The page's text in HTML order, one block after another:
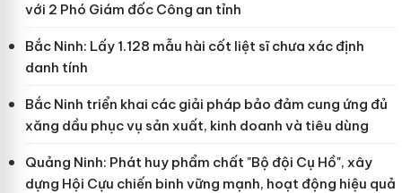
với 2 Phó Giám đốc Công an tỉnh
Bắc Ninh: Lấy 1.128 mẫu hài cốt liệt sĩ chưa xác định
danh tính
Bắc Ninh triển khai các giải pháp bảo đảm cung ứng đủ
xăng dầu phục vụ sản xuất, kinh doanh và tiêu dùng
Quảng Ninh: Phát huy phẩm chất "Bộ đội Cụ Hồ", xây
dựng Hội Cựu chiến binh vững mạnh, hoạt động hiệu quả